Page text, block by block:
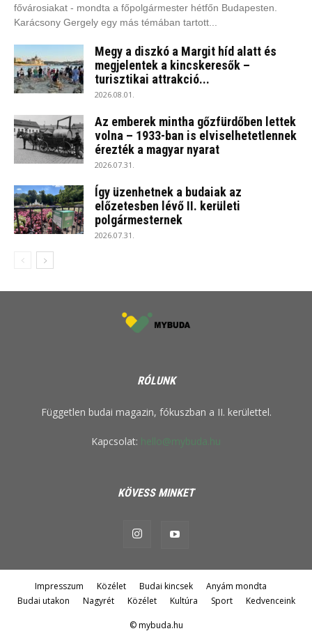
fővárosiakat - mondta a főpolgármester hétfőn Budapesten.
Karácsony Gergely egy más témában tartott...
Megy a diszkó a Margit híd alatt és
megjelentek a kincskeresők –
turisztikai attrakció...
2026.08.01.
Az emberek mintha gőzfürdőben lettek
volna – 1933-ban is elviselhetetlennek
érezték a magyar nyarat
2026.07.31.
Így üzenhetnek a budaiak az
előzetesben lévő II. kerületi
polgármesternek
2026.07.31.
RÓLUNK
Független budai magazin, fókuszban a II. kerülettel.
Kapcsolat: hello@mybuda.hu
KÖVESS MINKET
Impresszum Közélet Budai kincsek
Anyám mondta
Budai utakon
Nagyrét Közélet Kultúra Sport Kedvenceink
© mybuda.hu